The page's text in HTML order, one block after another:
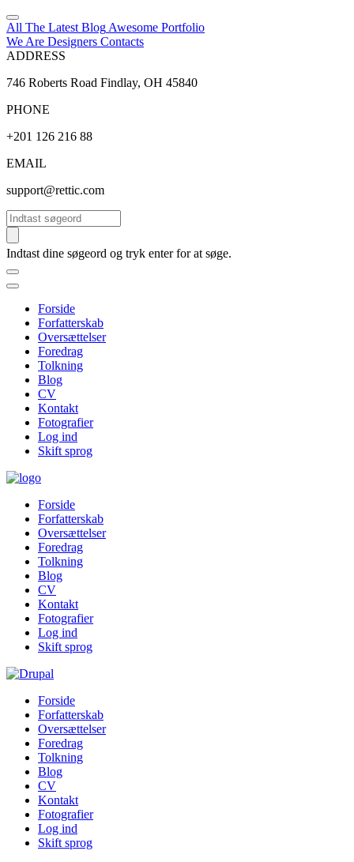
All The Latest Blog Awesome Portfolio
We Are Designers Contacts
ADDRESS
746 Roberts Road Findlay, OH 45840
PHONE
+201 126 216 88
EMAIL
support@rettic.com
Søg
Indtast dine søgeord og tryk enter for at søge.
Forside
Forfatterskab
Oversættelser
Foredrag
Tolkning
Blog
CV
Kontakt
Fotografier
Log ind
Skift sprog
Forside
Forfatterskab
Oversættelser
Foredrag
Tolkning
Blog
CV
Kontakt
Fotografier
Log ind
Skift sprog
Forside
Forfatterskab
Oversættelser
Foredrag
Tolkning
Blog
CV
Kontakt
Fotografier
Log ind
Skift sprog